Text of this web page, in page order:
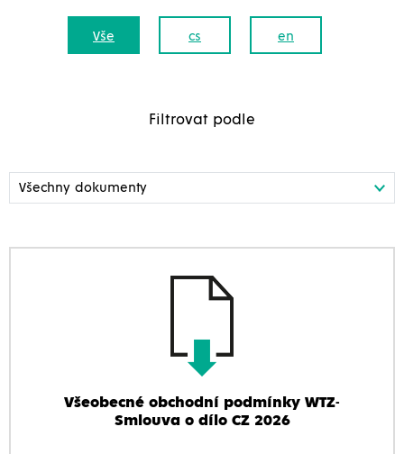
Vše cs en
Filtrovat podle
Všeobecné obchodní podmínky WTZ-
Smlouva o dílo CZ 2026